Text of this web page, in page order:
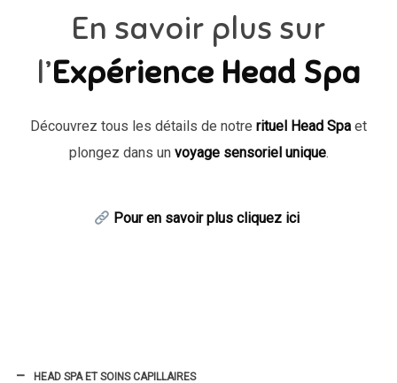
En savoir plus sur
l’Expérience Head Spa
Découvrez tous les détails de notre rituel Head Spa et
plongez dans un voyage sensoriel unique.
Pour en savoir plus cliquez ici
HEAD SPA ET SOINS CAPILLAIRES